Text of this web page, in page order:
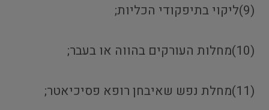
(9)ליקוי בתיפקודי הכליות;
(10)מחלות העורקים בהווה או בעבר;
(11)מחלת נפש שאיבחן רופא פסיכיאטר;